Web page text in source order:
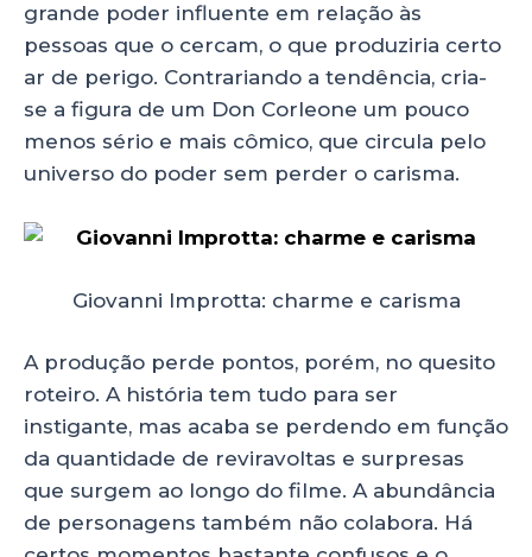
grande poder influente em relação às
pessoas que o cercam, o que produziria certo
ar de perigo. Contrariando a tendência, cria-
se a figura de um Don Corleone um pouco
menos sério e mais cômico, que circula pelo
universo do poder sem perder o carisma.
Giovanni Improtta: charme e carisma
A produção perde pontos, porém, no quesito
roteiro. A história tem tudo para ser
instigante, mas acaba se perdendo em função
da quantidade de reviravoltas e surpresas
que surgem ao longo do filme. A abundância
de personagens também não colabora. Há